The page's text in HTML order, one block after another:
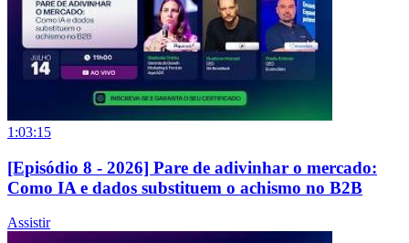
1:03:15
[Episódio 8 - 2026] Pare de adivinhar o mercado:
Como IA e dados substituem o achismo no B2B
Assistir